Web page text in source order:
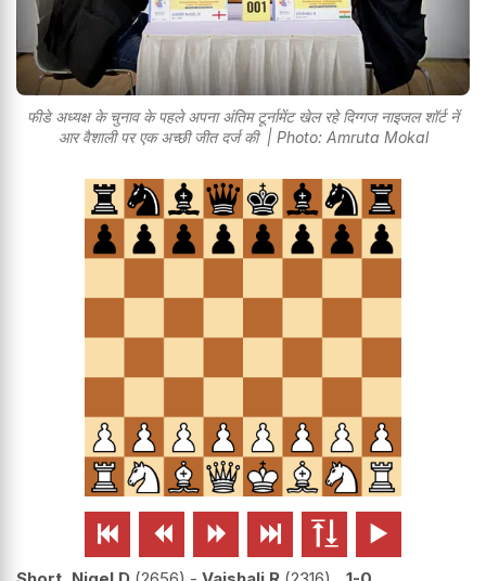
फीडे अध्यक्ष के चुनाव के पहले अपना अंतिम टूर्नामेंट खेल रहे दिग्गज नाइजल शॉर्ट नें
आर वैशाली पर एक अच्छी जीत दर्ज की | Photo: Amruta Mokal
     